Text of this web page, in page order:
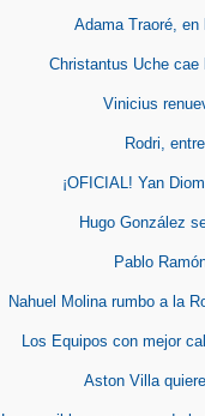
Adama Traoré, en
Christantus Uche
Vinicius
Rodri,
¡OFICIAL! Yan
Hugo González
Pablo
Nahuel Molina rumbo a la
Los Equipos con mejor
Aston Villa